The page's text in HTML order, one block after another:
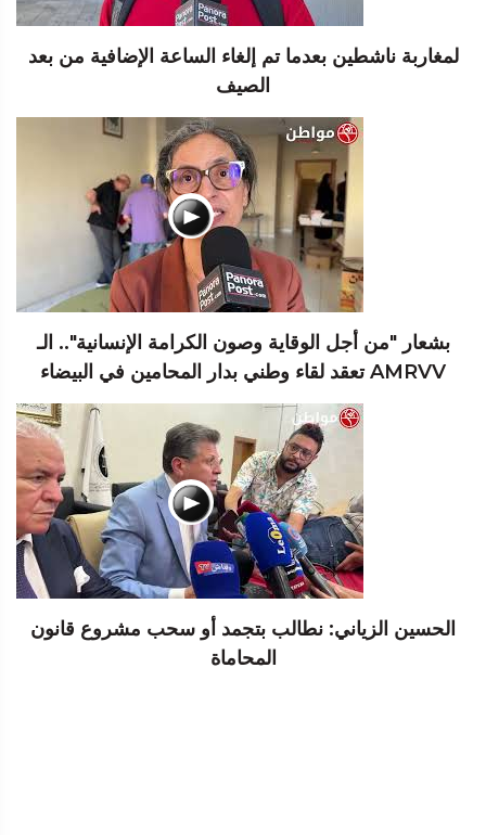
لمغاربة ناشطين بعدما تم إلغاء الساعة الإضافية من بعد
الصيف
بشعار "من أجل الوقاية وصون الكرامة الإنسانية".. الـ
AMRVV تعقد لقاء وطني بدار المحامين في البيضاء
الحسين الزياني: نطالب بتجمد أو سحب مشروع قانون
المحاماة